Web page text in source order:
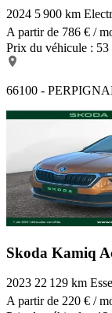
2024 5 900 km
A partir de 786 € /
Prix du véhicule : 53
66100 -
Skoda Kamiq
2023 22 129 km
A partir de 220 € /